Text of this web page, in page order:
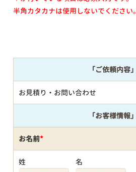
半角カタカナは使用しないでください。
「ご依頼内容」
お見積り・お問い合わせ
「お客様情報」
お名前*
姓 名